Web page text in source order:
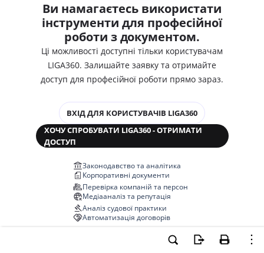
Ви намагаєтесь використати
інструменти для професійної
роботи з документом.
Ці можливості доступні тільки користувачам
LIGA360. Залишайте заявку та отримайте
доступ для професійної роботи прямо зараз.
ВХІД ДЛЯ КОРИСТУВАЧІВ LIGA360
ХОЧУ СПРОБУВАТИ LIGA360 - ОТРИМАТИ
ДОСТУП
Законодавство та аналітика
Корпоративні документи
Перевірка компаній та персон
Медіааналіз та репутація
Аналіз судової практики
Автоматизація договорів
НОВА LIGA360 ЗМІНЮЄ ВСЕ!